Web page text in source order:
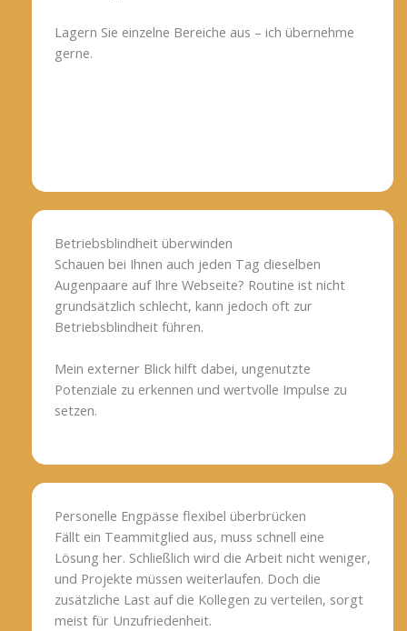
Lagern Sie einzelne Bereiche aus – ich übernehme
gerne.
Betriebsblindheit überwinden
Schauen bei Ihnen auch jeden Tag dieselben
Augenpaare auf Ihre Webseite? Routine ist nicht
grundsätzlich schlecht, kann jedoch oft zur
Betriebsblindheit führen.
Mein externer Blick hilft dabei, ungenutzte
Potenziale zu erkennen und wertvolle Impulse zu
setzen.
Personelle Engpässe flexibel überbrücken
Fällt ein Teammitglied aus, muss schnell eine
Lösung her. Schließlich wird die Arbeit nicht weniger,
und Projekte müssen weiterlaufen. Doch die
zusätzliche Last auf die Kollegen zu verteilen, sorgt
meist für Unzufriedenheit.